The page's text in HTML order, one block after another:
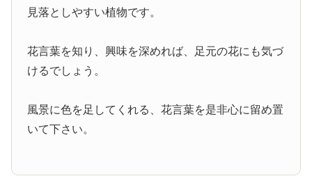
見落としやすい植物です。
花言葉を知り、興味を深めれば、足元の花にも気づ
けるでしょう。
風景に色を足してくれる、花言葉を是非心に留め置
いて下さい。